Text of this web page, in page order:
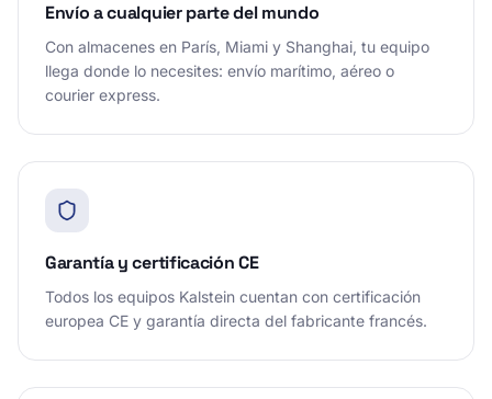
Envío a cualquier parte del mundo
Con almacenes en París, Miami y Shanghai, tu equipo
llega donde lo necesites: envío marítimo, aéreo o
courier express.
Garantía y certificación CE
Todos los equipos Kalstein cuentan con certificación
europea CE y garantía directa del fabricante francés.